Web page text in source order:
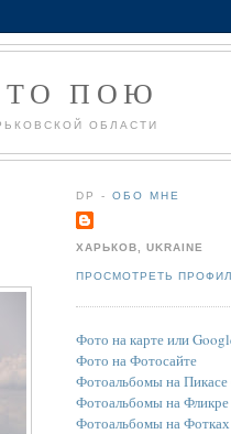
ПОЮ
ОБЛАСТИ
DP -ОБО МНЕ
ХАРЬКОВ, UKRAINE
ПРОСМОТРЕТЬ
Фото на карте или
Фото на Фотосайте
Фотоальбомы на Пикасе
Фотоальбомы на Фликре
Фотоальбомы на Фотках